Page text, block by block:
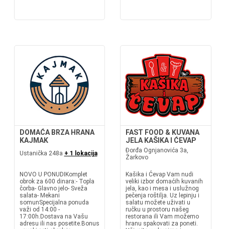
DOMAĆA BRZA HRANA
KAJMAK
Ustanička 248a + 1 lokacija
NOVO U PONUDIKomplet
obrok za 600 dinara:- Topla
čorba- Glavno jelo- Sveža
salata- Mekani
somunSpecijalna ponuda
važi od 14:00 -
17:00h.Dostava na Vašu
adresu ili nas posetite.Bonus
FAST FOOD & KUVANA
JELA KAŠIKA I ĆEVAP
Đorđa Ognjanovića 3a,
Žarkovo
Kašika i Ćevap Vam nudi
veliki izbor domaćih kuvanih
jela, kao i mesa i uslužnog
pečenja roštilja. Uz lepinju i
salatu možete uživati u
ručku u prostoru našeg
restorana ili Vam možemo
hranu spakovati za poneti.